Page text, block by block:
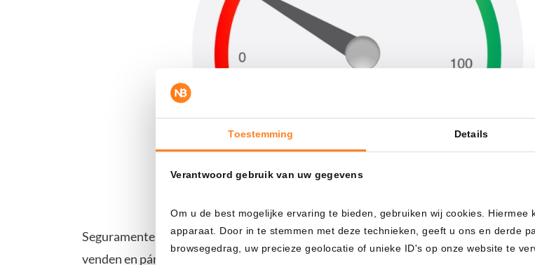
Toestemming Details
Verantwoord gebruik van uw gegevens
Om u de best mogelijke ervaring te bieden, gebruiken wij cookies.
apparaat. Door in te stemmen met deze technieken, geeft u ons en derde
browsegedrag, uw precieze geolocatie of unieke ID's op onze website te
Seguramente conozcas el viejo refrán bursátil: “Compra cuando corra la sangre por
venden en pánico, el precio suele caer a niveles irracionalmente bajos, muy por